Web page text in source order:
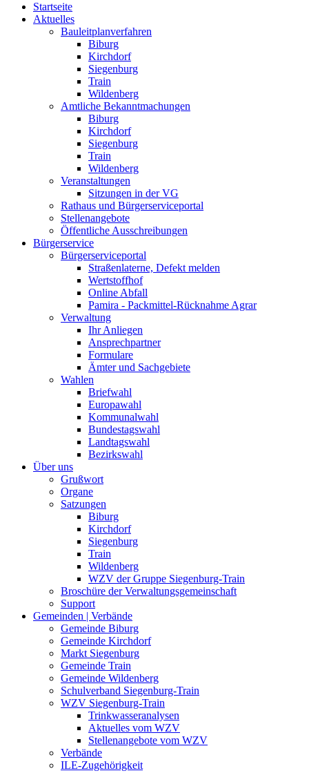
Startseite
Aktuelles
Bauleitplanverfahren
Biburg
Kirchdorf
Siegenburg
Train
Wildenberg
Amtliche Bekanntmachungen
Biburg
Kirchdorf
Siegenburg
Train
Wildenberg
Veranstaltungen
Sitzungen in der VG
Rathaus und Bürgerserviceportal
Stellenangebote
Öffentliche Ausschreibungen
Bürgerservice
Bürgerserviceportal
Straßenlaterne, Defekt melden
Wertstoffhof
Online Abfall
Pamira - Packmittel-Rücknahme Agrar
Verwaltung
Ihr Anliegen
Ansprechpartner
Formulare
Ämter und Sachgebiete
Wahlen
Briefwahl
Europawahl
Kommunalwahl
Bundestagswahl
Landtagswahl
Bezirkswahl
Über uns
Grußwort
Organe
Satzungen
Biburg
Kirchdorf
Siegenburg
Train
Wildenberg
WZV der Gruppe Siegenburg-Train
Broschüre der Verwaltungsgemeinschaft
Support
Gemeinden | Verbände
Gemeinde Biburg
Gemeinde Kirchdorf
Markt Siegenburg
Gemeinde Train
Gemeinde Wildenberg
Schulverband Siegenburg-Train
WZV Siegenburg-Train
Trinkwasseranalysen
Aktuelles vom WZV
Stellenangebote vom WZV
Verbände
ILE-Zugehörigkeit